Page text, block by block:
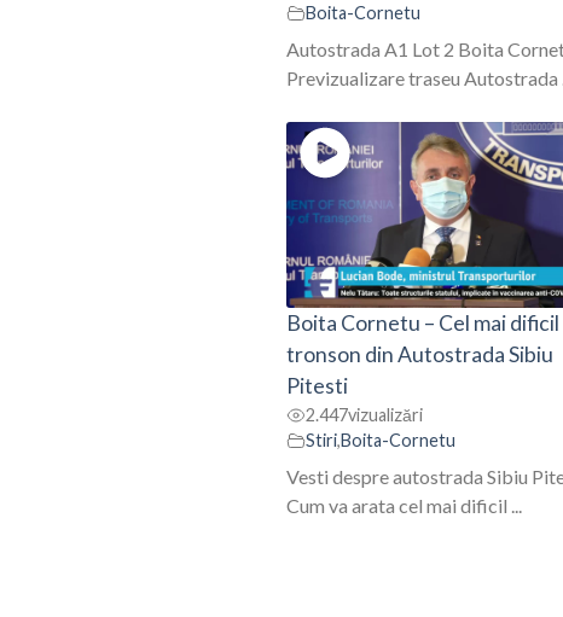
Boita-Cornetu
Autostrada A1 Lot 2 Boita
Previzualizare traseu Autostrada
Boita Cornetu – Cel mai dificil
tronson din Autostrada Sibiu
Pitesti
2.447vizualizări
Stiri,Boita-Cornetu
Vesti despre autostrada Sibiu
Cum va arata cel mai dificil ...